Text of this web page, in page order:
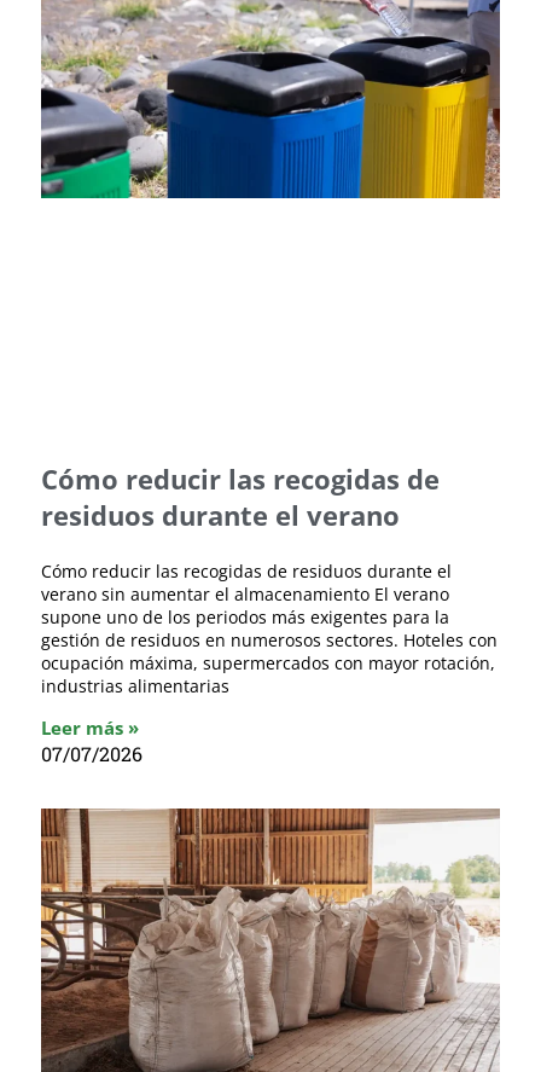
Cómo reducir las recogidas de
residuos durante el verano
Cómo reducir las recogidas de residuos durante el
verano sin aumentar el almacenamiento El verano
supone uno de los periodos más exigentes para la
gestión de residuos en numerosos sectores. Hoteles con
ocupación máxima, supermercados con mayor rotación,
industrias alimentarias
Leer más »
07/07/2026